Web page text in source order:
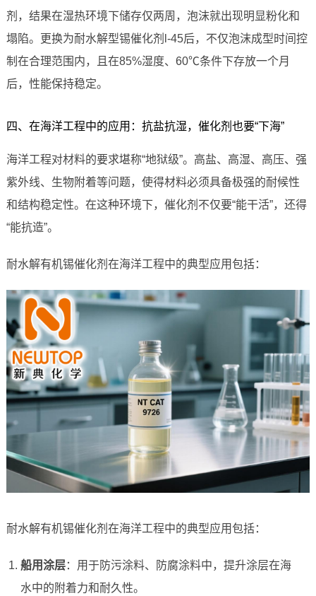
剂，结果在湿热环境下储存仅两周，泡沫就出现明显粉化和
塌陷。更换为耐水解型锡催化剂l-45后，不仅泡沫成型时间控
制在合理范围内，且在85%湿度、60℃条件下存放一个月
后，性能保持稳定。
四、在海洋工程中的应用：抗盐抗湿，催化剂也要“下海”
海洋工程对材料的要求堪称“地狱级”。高盐、高湿、高压、强
紫外线、生物附着等问题，使得材料必须具备极强的耐候性
和结构稳定性。在这种环境下，催化剂不仅要“能干活”，还得
“能抗造”。
耐水解有机锡催化剂在海洋工程中的典型应用包括：
耐水解有机锡催化剂在海洋工程中的典型应用包括：
船用涂层：用于防污涂料、防腐涂料中，提升涂层在海
水中的附着力和耐久性。